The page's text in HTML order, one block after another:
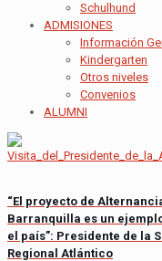
Schulhund
ADMISIONES
Información
Kindergarten
Otros niveles
Convenios
ALUMNI
“El proyecto de
Barranquilla es un
el país”: Presidente de la
Regional Atlántico